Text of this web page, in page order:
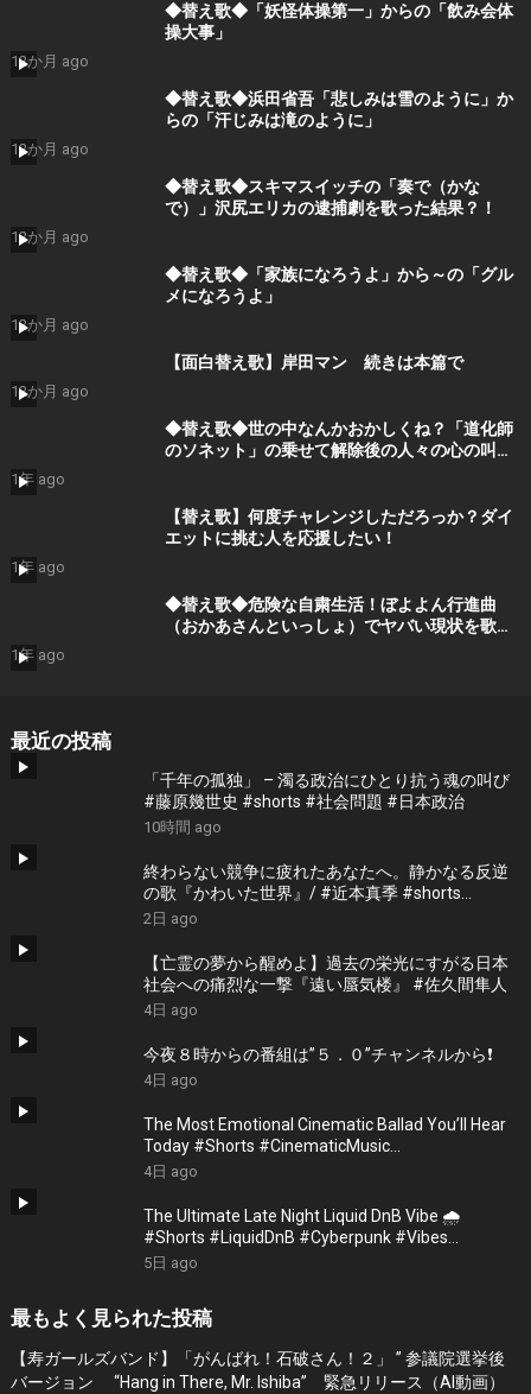
◆替え歌◆「妖怪体操第一」からの「飲み会体
操大事」
12か月 ago
◆替え歌◆浜田省吾「悲しみは雪のように」か
らの「汗じみは滝のように」
12か月 ago
◆替え歌◆スキマスイッチの「奏で（かな
で）」沢尻エリカの逮捕劇を歌った結果？！
12か月 ago
◆替え歌◆「家族になろうよ」から～の「グル
メになろうよ」
12か月 ago
【面白替え歌】岸田マン 続きは本篇で
12か月 ago
◆替え歌◆世の中なんかおかしくね？「道化師
のソネット」の乗せて解除後の人々の心の叫び
1年 ago
【替え歌】何度チャレンジしただろっか？ダイ
エットに挑む人を応援したい！
1年 ago
◆替え歌◆危険な自粛生活！ぼよよん行進曲
（おかあさんといっしょ）でヤバい現状を歌で
1年 ago
最近の投稿
「千年の孤独」 – 濁る政治にひとり抗う魂の叫び
#藤原幾世史 #shorts #社会問題 #日本政治
10時間 ago
終わらない競争に疲れたあなたへ。静かなる反逆
の歌『かわいた世界』/ #近本真季 #shorts
#music
2日 ago
【亡霊の夢から醒めよ】過去の栄光にすがる日本
社会への痛烈な一撃『遠い蜃気楼』 #佐久間隼人
4日 ago
今夜８時からの番組は”５．０”チャンネルから❗️
4日 ago
The Most Emotional Cinematic Ballad You’ll Hear
Today #Shorts #CinematicMusic
#EmotionalVibes #Piano
4日 ago
The Ultimate Late Night Liquid DnB Vibe 🌧️
#Shorts #LiquidDnB #Cyberpunk #Vibes
#ElectronicMusic
5日 ago
最もよく見られた投稿
【寿ガールズバンド】「がんばれ！石破さん！２」 ” 参議院選挙後
バージョン “Hang in There, Mr. Ishiba” 緊急リリース（AI動画）